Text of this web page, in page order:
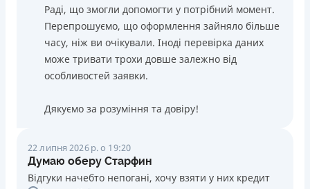
Раді, що змогли допомогти у потрібний момент.
Перепрошуємо, що оформлення зайняло більше
часу, ніж ви очікували. Іноді перевірка даних
може тривати трохи довше залежно від
особливостей заявки.
Дякуємо за розуміння та довіру!
22 липня 2026 р. о 19:20
Думаю оберу Старфин
Відгуки начебто непогані, хочу взяти у них кредит